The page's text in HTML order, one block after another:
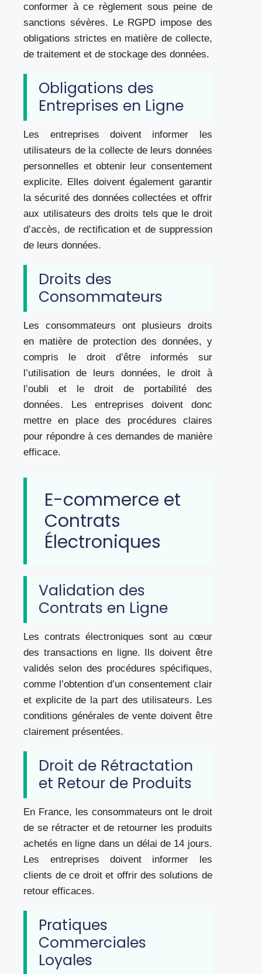
conformer à ce règlement sous peine de
sanctions sévères. Le RGPD impose des
obligations strictes en matière de collecte,
de traitement et de stockage des données.
Obligations des
Entreprises en Ligne
Les entreprises doivent informer les
utilisateurs de la collecte de leurs données
personnelles et obtenir leur consentement
explicite. Elles doivent également garantir
la sécurité des données collectées et offrir
aux utilisateurs des droits tels que le droit
d’accès, de rectification et de suppression
de leurs données.
Droits des
Consommateurs
Les consommateurs ont plusieurs droits
en matière de protection des données, y
compris le droit d’être informés sur
l’utilisation de leurs données, le droit à
l’oubli et le droit de portabilité des
données. Les entreprises doivent donc
mettre en place des procédures claires
pour répondre à ces demandes de manière
efficace.
E-commerce et
Contrats
Électroniques
Validation des
Contrats en Ligne
Les contrats électroniques sont au cœur
des transactions en ligne. Ils doivent être
validés selon des procédures spécifiques,
comme l’obtention d’un consentement clair
et explicite de la part des utilisateurs. Les
conditions générales de vente doivent être
clairement présentées.
Droit de Rétractation
et Retour de Produits
En France, les consommateurs ont le droit
de se rétracter et de retourner les produits
achetés en ligne dans un délai de 14 jours.
Les entreprises doivent informer les
clients de ce droit et offrir des solutions de
retour efficaces.
Pratiques
Commerciales
Loyales